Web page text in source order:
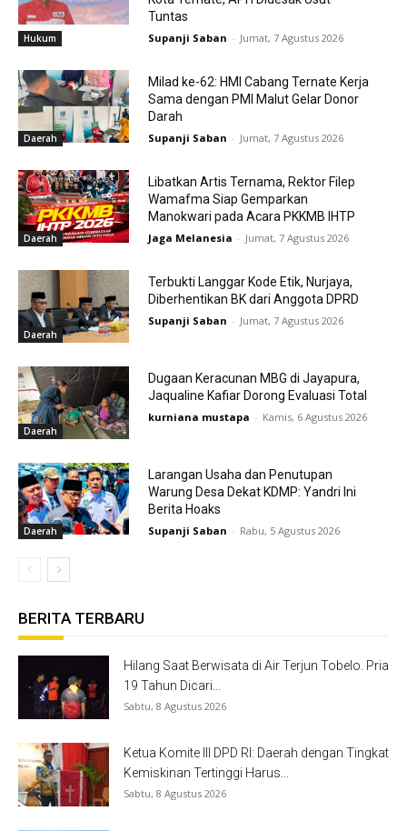
Hukum
Tuntas
Supanji Saban - Jumat, 7 Agustus 2026
Daerah
Milad ke-62: HMI Cabang Ternate Kerja
Sama dengan PMI Malut Gelar Donor
Darah
Supanji Saban - Jumat, 7 Agustus 2026
Daerah
Libatkan Artis Ternama, Rektor Filep
Wamafma Siap Gemparkan
Manokwari pada Acara PKKMB IHTP
Jaga Melanesia - Jumat, 7 Agustus 2026
Daerah
Terbukti Langgar Kode Etik, Nurjaya,
Diberhentikan BK dari Anggota DPRD
Supanji Saban - Jumat, 7 Agustus 2026
Daerah
Dugaan Keracunan MBG di Jayapura,
Jaqualine Kafiar Dorong Evaluasi Total
kurniana mustapa - Kamis, 6 Agustus 2026
Daerah
Larangan Usaha dan Penutupan
Warung Desa Dekat KDMP: Yandri Ini
Berita Hoaks
Supanji Saban - Rabu, 5 Agustus 2026
BERITA TERBARU
Hilang Saat Berwisata di Air Terjun Tobelo. Pria
19 Tahun Dicari...
Sabtu, 8 Agustus 2026
Ketua Komite III DPD RI: Daerah dengan Tingkat
Kemiskinan Tertinggi Harus...
Sabtu, 8 Agustus 2026